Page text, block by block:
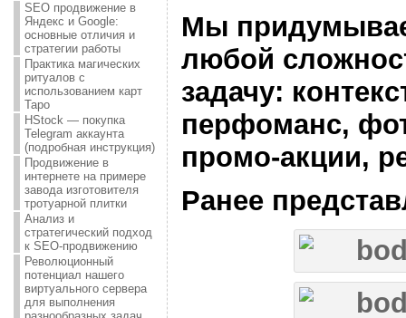
SEO продвижение в
Яндекс и Google:
основные отличия и
стратегии работы
Практика магических
ритуалов с
использованием карт
Таро
HStock — покупка
Telegram аккаунта
(подробная инструкция)
Продвижение в
интернете на примере
завода изготовителя
тротуарной плитки
Анализ и
стратегический подход
к SEO-продвижению
Революционный
потенциал нашего
виртуального сервера
для выполнения
Мы
любой
задачу:
перфоманс,
промо-акции,
Ранее